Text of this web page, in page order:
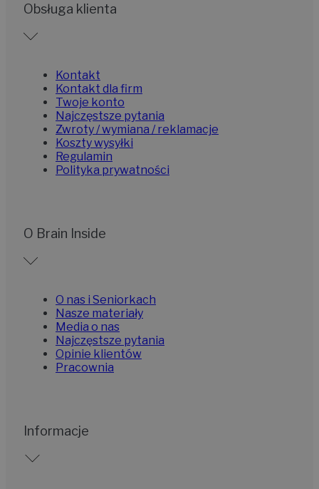
Obsługa klienta
Kontakt
Kontakt dla firm
Twoje konto
Najczęstsze pytania
Zwroty / wymiana / reklamacje
Koszty wysyłki
Regulamin
Polityka prywatności
O Brain Inside
O nas i Seniorkach
Nasze materiały
Media o nas
Najczęstsze pytania
Opinie klientów
Pracownia
Informacje